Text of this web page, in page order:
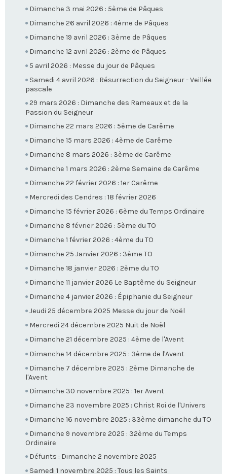
Dimanche 3 mai 2026 : 5ème de Pâques
Dimanche 26 avril 2026 : 4ème de Pâques
Dimanche 19 avril 2026 : 3ème de Pâques
Dimanche 12 avril 2026 : 2ème de Pâques
5 avril 2026 : Messe du jour de Pâques
Samedi 4 avril 2026 : Résurrection du Seigneur - Veillée
pascale
29 mars 2026 : Dimanche des Rameaux et de la
Passion du Seigneur
Dimanche 22 mars 2026 : 5ème de Carême
Dimanche 15 mars 2026 : 4ème de Carême
Dimanche 8 mars 2026 : 3ème de Carême
Dimanche 1 mars 2026 : 2ème Semaine de Carême
Dimanche 22 février 2026 : 1er Carême
Mercredi des Cendres : 18 février 2026
Dimanche 15 février 2026 : 6ème du Temps Ordinaire
Dimanche 8 février 2026 : 5ème du TO
Dimanche 1 février 2026 : 4ème du TO
Dimanche 25 Janvier 2026 : 3ème TO
Dimanche 18 janvier 2026 : 2ème du TO
Dimanche 11 janvier 2026 Le Baptême du Seigneur
Dimanche 4 janvier 2026 : Épiphanie du Seigneur
Jeudi 25 décembre 2025 Messe du jour de Noël
Mercredi 24 décembre 2025 Nuit de Noël
Dimanche 21 décembre 2025 : 4ème de l'Avent
Dimanche 14 décembre 2025 : 3ème de l'Avent
Dimanche 7 décembre 2025 : 2ème Dimanche de
l'Avent
Dimanche 30 novembre 2025 : 1er Avent
Dimanche 23 novembre 2025 : Christ Roi de l'Univers
Dimanche 16 novembre 2025 : 33ème dimanche du TO
Dimanche 9 novembre 2025 : 32ème du Temps
Ordinaire
Défunts : Dimanche 2 novembre 2025
Samedi 1 novembre 2025 : Tous les Saints